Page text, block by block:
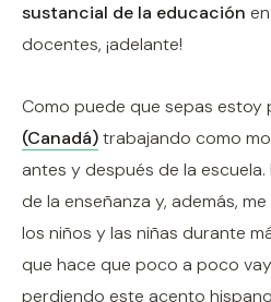
sustancial de la educación
docentes, ¡adelante!
Como puede que sepas estoy
(Canadá)trabajando como
antes y después de la
de la enseñanza y, además,
los niños y las niñas durante
que hace que poco a poco
perdiendo este acento